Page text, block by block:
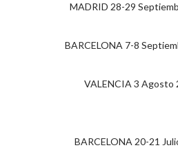
MADRID 28-29
BARCELONA 7-8
VALENCIA 3 Agosto
BARCELONA 20-21